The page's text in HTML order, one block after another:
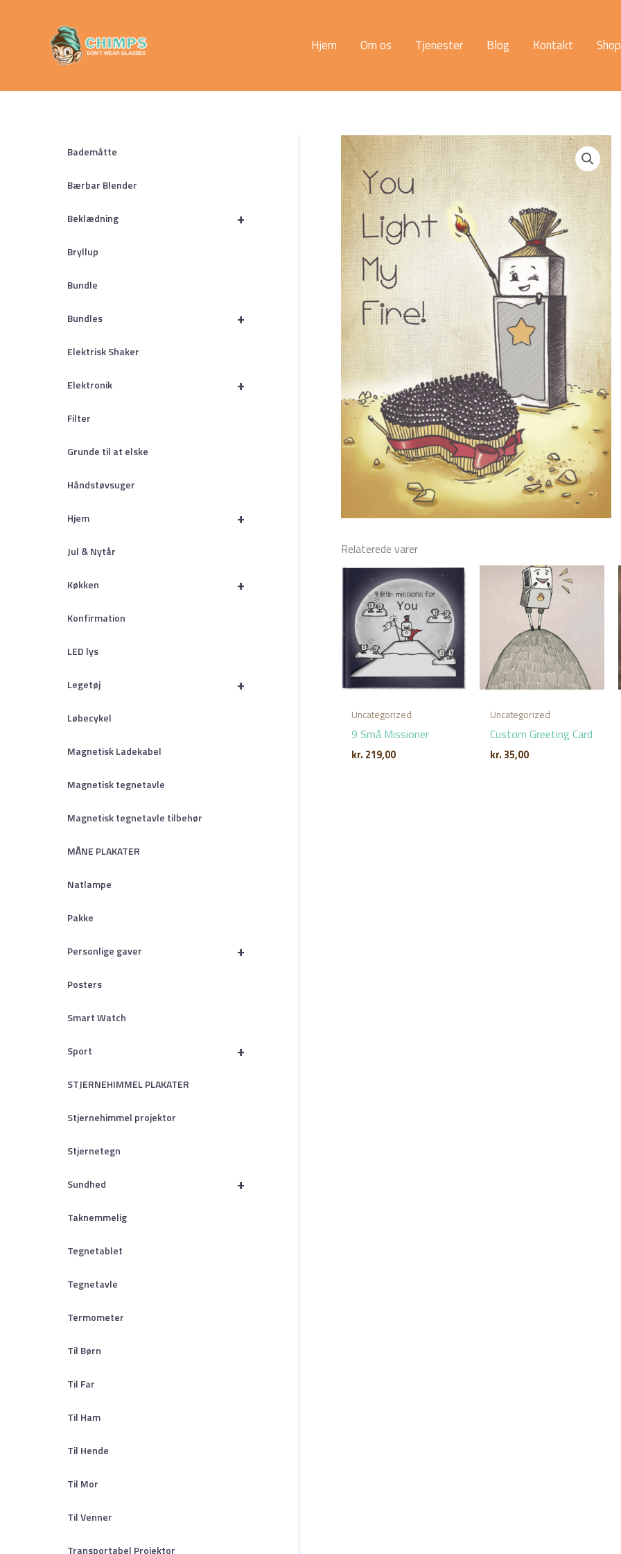
Hjem Om os Tjenester Blog Kontakt Shop
Bademåtte
Bærbar Blender
+
Beklædning
Bryllup
Bundle
+
Bundles
Elektrisk Shaker
+
Elektronik
Filter
Grunde til at elske
Håndstøvsuger
+
Hjem
Jul & Nytår
+
Køkken
Konfirmation
LED lys
+
Legetøj
Løbecykel
Magnetisk Ladekabel
Magnetisk tegnetavle
Magnetisk tegnetavle tilbehør
MÅNE PLAKATER
Natlampe
Pakke
+
Personlige gaver
Posters
Smart Watch
+
Sport
STJERNEHIMMEL PLAKATER
Stjernehimmel projektor
Stjernetegn
+
Sundhed
Taknemmelig
Tegnetablet
Tegnetavle
Termometer
Til Børn
Til Far
Til Ham
Til Hende
Til Mor
Til Venner
Transportabel Projektor
Relaterede varer
Uncategorized
9 Små Missioner
kr. 219,00
Uncategorized
Custom Greeting Card
kr. 35,00